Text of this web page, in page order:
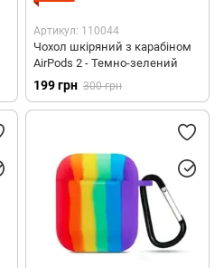
Артикул: 110044
Чохол шкіряний з карабіном
AirPods 2 - Темно-зелений
199 грн 300 грн